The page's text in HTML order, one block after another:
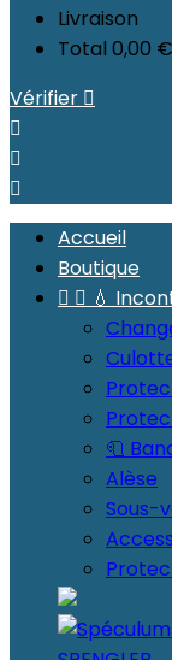
Livraison
Total 0,00 €
Vérifier 



Accueil
Boutique
  💧
🧻
Alèse
Sous-